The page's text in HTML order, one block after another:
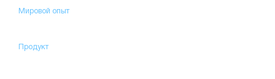
Мировой опыт
Продукт